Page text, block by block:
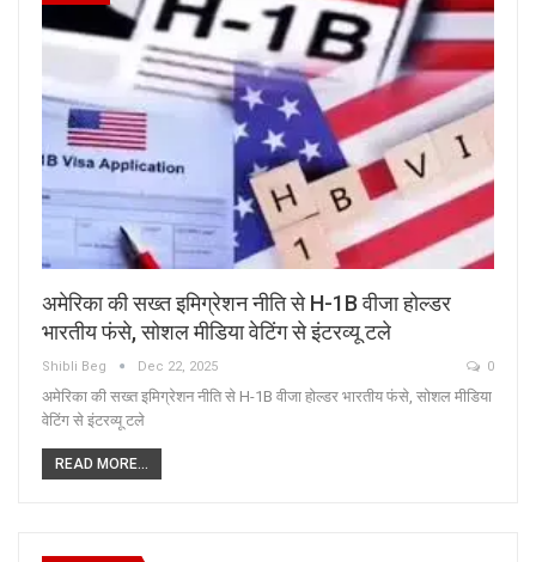
अमेरिका की सख्त इमिग्रेशन नीति से H-1B वीजा होल्डर
भारतीय फंसे, सोशल मीडिया वेटिंग से इंटरव्यू टले
Shibli Beg Dec 22, 2025 0
अमेरिका की सख्त इमिग्रेशन नीति से H-1B वीजा होल्डर भारतीय फंसे, सोशल मीडिया
वेटिंग से इंटरव्यू टले
READ MORE...